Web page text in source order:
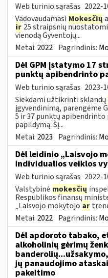
Web turinio sąrašas 2022-
Vadovaudamasi Mokesčių
ir 25 straipsnių
vienodą Gyventojų...
Metai: 2022 Pagrindinis:
Dėl GPM įstatymo 17
punktų apibendrinto
Web turinio sąrašas 2023-
Siekdami užtikrinti sklandų
įgyvendinimą, parengėme
5 ir 37 punktų
papildymą. Šį...
Metai: 2023 Pagrindinis:
Dėl leidinio „Laisvojo
individualios veiklos
Web turinio sąrašas 2022-
Valstybinė mokesčių
Respublikos finansų
„Laisvojo mokytojo ar
Metai: 2022 Pagrindinis:
Dėl apdoroto tabako,
alkoholinių gėrimų
jų panaudojimo
pakeitimo